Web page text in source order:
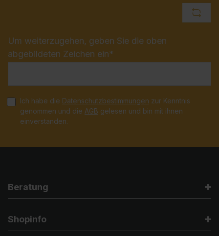
Um weiterzugehen, geben Sie die oben
abgebildeten Zeichen ein*
Ich habe die Datenschutzbestimmungen zur Kenntnis
genommen und die AGB gelesen und bin mit ihnen
einverstanden.
Beratung
Shopinfo